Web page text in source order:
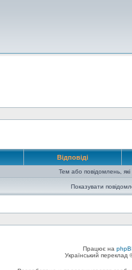
Відповіді
Тем або повідомлень,
Показувати
Працює на
Український